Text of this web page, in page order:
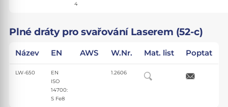
4
Plné dráty pro svařování Laserem (52-c)
Název EN AWS W.Nr. Mat. list Poptat
LW-650
EN
ISO
14700:
S Fe8
1.2606